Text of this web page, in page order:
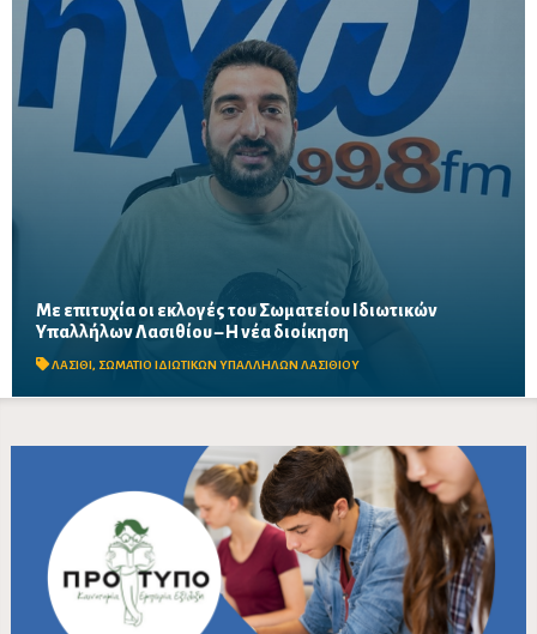
Με επιτυχία οι εκλογές του Σωματείου Ιδιωτικών
Υπαλλήλων Λασιθίου – Η νέα διοίκηση
ΛΑΣΙΘΙ, ΣΩΜΑΤΙΟ ΙΔΙΩΤΙΚΩΝ ΥΠΑΛΛΗΛΩΝ ΛΑΣΙΘΙΟΥ
Μαζική συμμετοχή εργαζομένων στις εκλογικές διαδικασίες σε
Άγιο Νικόλαο, Σητεία και Ιεράπετρα – Στο επίκεντρο οι
διεκδικήσεις για εργασιακά δικαιώματα, αυξήσεις...